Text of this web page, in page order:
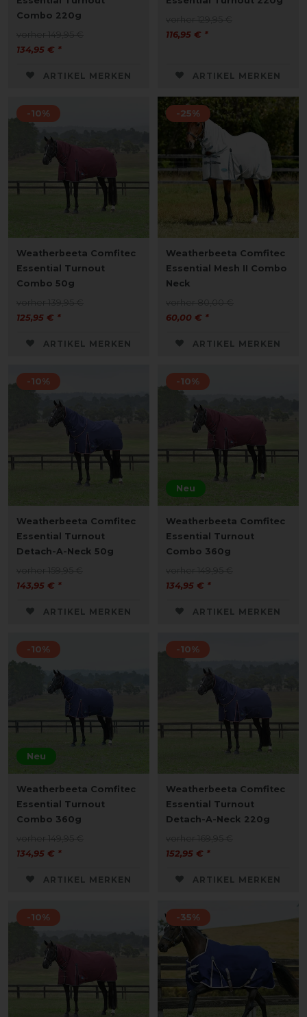
Combo 220g
134,95 € *
ARTIKEL MERKEN
116,95 € *
ARTIKEL MERKEN
-10%
Weatherbeeta Comfitec
Essential Turnout
Combo 50g
125,95 € *
ARTIKEL MERKEN
-25%
Weatherbeeta Comfitec
Essential Mesh II Combo
Neck
60,00 € *
ARTIKEL MERKEN
-10%
Weatherbeeta Comfitec
Essential Turnout
Detach-A-Neck 50g
143,95 € *
ARTIKEL MERKEN
Neu
-10%
Weatherbeeta Comfitec
Essential Turnout
Combo 360g
134,95 € *
ARTIKEL MERKEN
Neu
-10%
Weatherbeeta Comfitec
Essential Turnout
Combo 360g
134,95 € *
ARTIKEL MERKEN
-10%
Weatherbeeta Comfitec
Essential Turnout
Detach-A-Neck 220g
152,95 € *
ARTIKEL MERKEN
-10% -35%